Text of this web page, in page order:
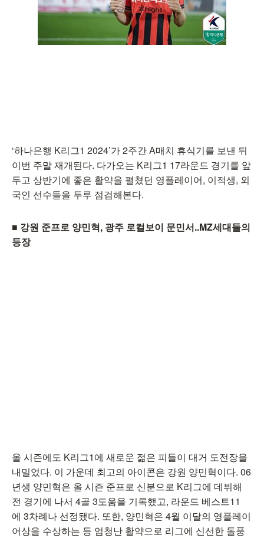
‘하나은행 K리그1 2024’가 2주간 A매치 휴식기를 보낸 뒤
이번 주말 재개된다. 다가오는 K리그1 17라운드 경기를 앞
두고 상반기에 좋은 활약을 펼쳤던 영플레이어, 이적생, 외
국인 선수들을 두루 점검해본다.
■ 강원 준프로 양민혁, 광주 로컬보이 문민서..MZ세대들의
등장
올 시즌에도 K리그1에 새로운 젊은 피들이 대거 도전장을
내밀었다. 이 가운데 최고의 아이콘은 강원 양민혁이다. 06
년생 양민혁은 올 시즌 준프로 신분으로 K리그에 데뷔해
전 경기에 나서 4골 3도움을 기록했고, 라운드 베스트11
에 3차례나 선정됐다. 또한, 양민혁은 4월 이달의 영플레이
어상을 수상하는 등 엄청난 활약으로 리그에 신선한 돌풍